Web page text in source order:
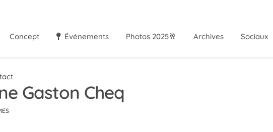
Concept Événements Photos 2025🥂 Archives Sociaux
Gaston Cheq